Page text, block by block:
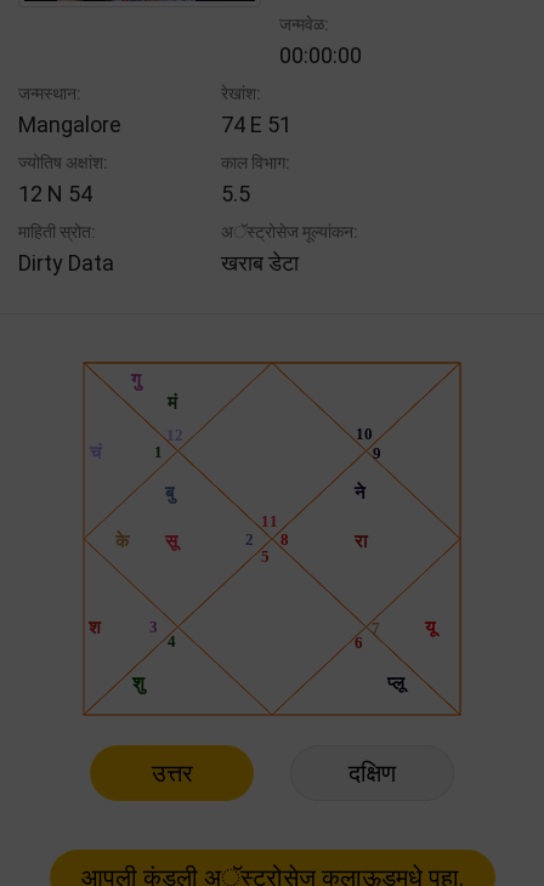
जन्मवेळ:
00:00:00
जन्मस्थान:
Mangalore
रेखांश:
74 E 51
ज्योतिष अक्षांश:
12 N 54
काल विभाग:
5.5
माहिती स्रोत:
Dirty Data
अॅस्ट्रोसेज मूल्यांकन:
खराब डेटा
उत्तर दक्षिण